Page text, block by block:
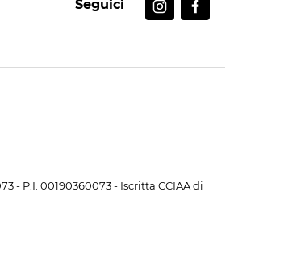
Seguici
- P.I. 00190360073 - Iscritta CCIAA di